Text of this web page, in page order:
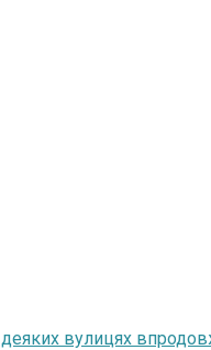
деяких вулицях